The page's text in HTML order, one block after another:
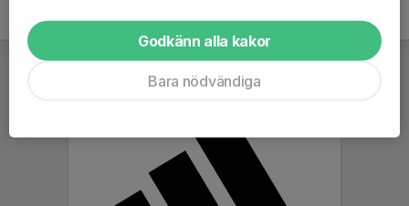
Godkänn alla kakor
Bara nödvändiga